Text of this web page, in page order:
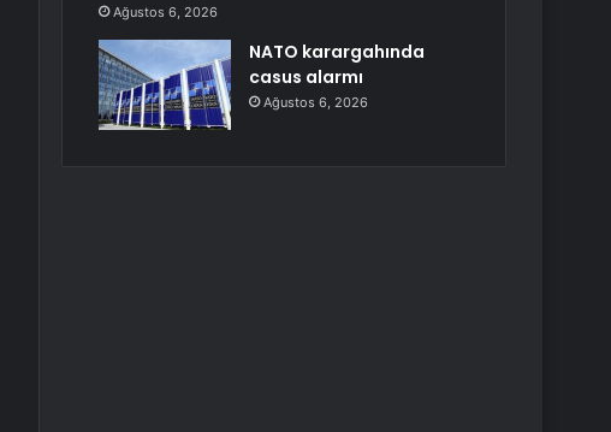
Ağustos 6, 2026
NATO karargahında
casus alarmı
Ağustos 6, 2026